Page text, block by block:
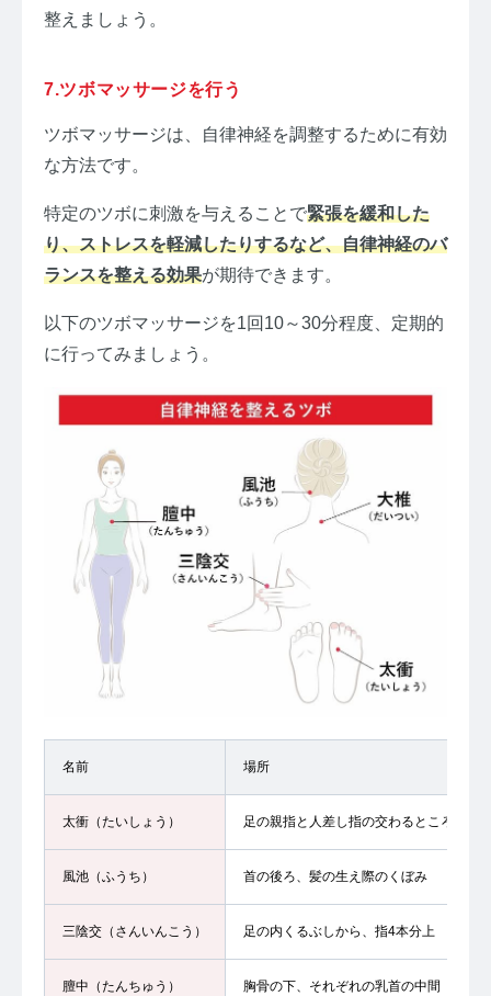
整えましょう。
7.ツボマッサージを行う
ツボマッサージは、自律神経を調整するために有効
な方法です。
特定のツボに刺激を与えることで緊張を緩和した
り、ストレスを軽減したりするなど、自律神経のバ
ランスを整える効果が期待できます。
以下のツボマッサージを1回10～30分程度、定期的
に行ってみましょう。
名前 場所
太衝（たいしょう） 足の親指と人差し指の交わるところから
風池（ふうち） 首の後ろ、髪の生え際のくぼみ
三陰交（さんいんこう） 足の内くるぶしから、指4本分上
膻中（たんちゅう） 胸骨の下、それぞれの乳首の中間